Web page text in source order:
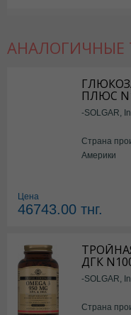
Веторон в Астане
АНАЛОГИЧНЫЕ
ПЛЮС
-SOLGAR,
Страна
Америки
Цена
46743.00 тнг.
ДГК
-SOLGAR,
Страна